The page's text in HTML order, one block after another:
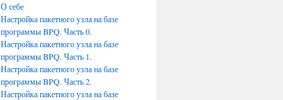
О себе
Настройка пакетного узла на базе
программы BPQ. Часть 0.
Настройка пакетного узла на базе
программы BPQ. Часть 1.
Настройка пакетного узла на базе
программы BPQ. Часть 2.
Настройка пакетного узла на базе